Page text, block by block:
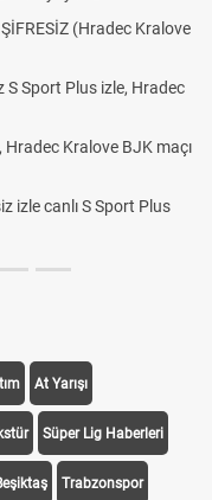
Kralove
Hradec
BJK maçı
Plus
Hradec
Trivela
Plonjon
At Yarışı
Süper Lig Haberleri
Trabzonspor